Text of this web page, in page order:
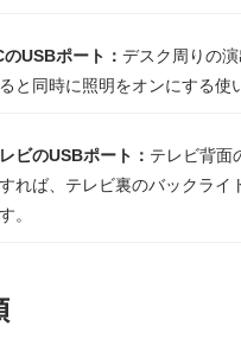
のUSBポート： デスク周りの
と同時に照明をオンにする使
ビのUSBポート： テレビ背面
れば、テレビ裏のバックライ
。